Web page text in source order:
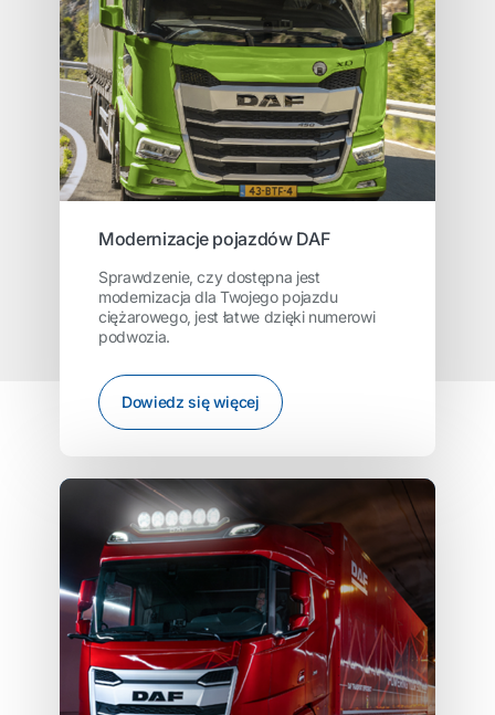
Modernizacje pojazdów DAF
Sprawdzenie, czy dostępna jest
modernizacja dla Twojego pojazdu
ciężarowego, jest łatwe dzięki numerowi
podwozia.
Dowiedz się więcej